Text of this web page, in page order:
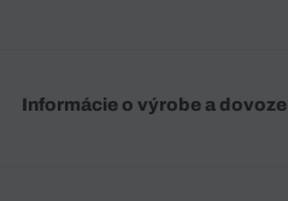
Informácie o výrobe a dovoze